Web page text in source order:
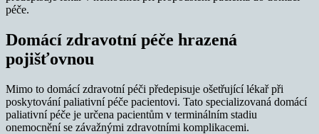
péče.
Domácí zdravotní péče hrazená
pojišťovnou
Mimo to domácí zdravotní péči předepisuje ošetřující lékař při
poskytování paliativní péče pacientovi. Tato specializovaná domácí
paliativní péče je určena pacientům v terminálním stadiu
onemocnění se závažnými zdravotními komplikacemi.